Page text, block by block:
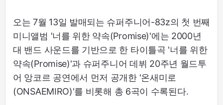
오는 7월 13일 발매되는 슈퍼주니어-83z의 첫 번째
미니앨범 '너를 위한 약속(Promise)'에는 2000년
대 밴드 사운드를 기반으로 한 타이틀곡 '너를 위한
약속(Promise)'과 슈퍼주니어 데뷔 20주년 월드투
어 앙코르 공연에서 먼저 공개한 '온새미로
(ONSAEMIRO)'를 비롯해 총 6곡이 수록된다.